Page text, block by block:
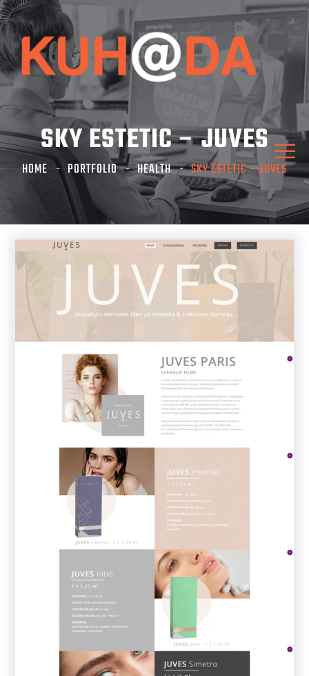
SKY ESTETIC – JUVES
HOME PORTFOLIO HEALTH SKY ESTETIC – JUVES